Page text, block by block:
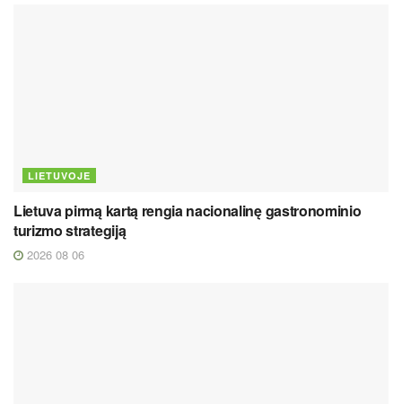
LIETUVOJE
Lietuva pirmą kartą rengia nacionalinę gastronominio
turizmo strategiją
2026 08 06